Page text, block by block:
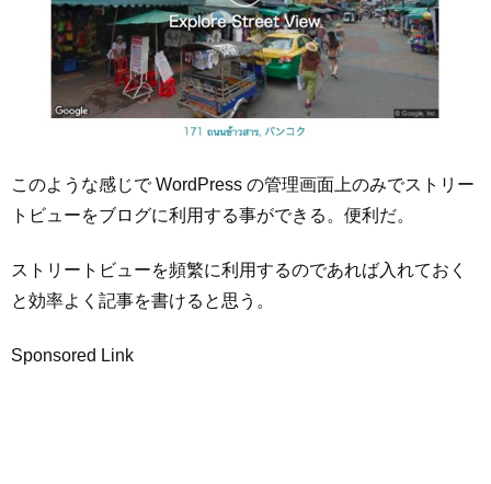
このような感じで WordPress の管理画面上のみでストリー
トビューをブログに利用する事ができる。便利だ。
ストリートビューを頻繁に利用するのであれば入れておく
と効率よく記事を書けると思う。
Sponsored Link